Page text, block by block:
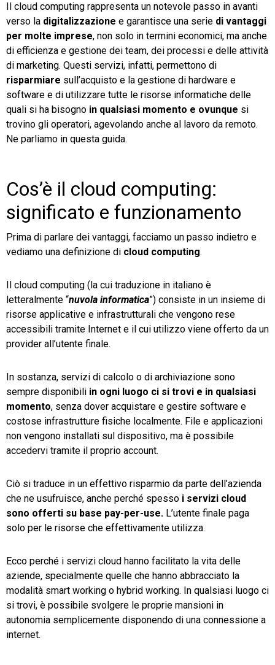
TeamSystem Store
Il cloud computing rappresenta un notevole passo in avanti
verso la digitalizzazione e garantisce una serie di vantaggi
per molte imprese, non solo in termini economici, ma anche
di efficienza e gestione dei team, dei processi e delle attività
di marketing. Questi servizi, infatti, permettono di
risparmiare sull’acquisto e la gestione di hardware e
software e di utilizzare tutte le risorse informatiche delle
quali si ha bisogno in qualsiasi momento e ovunque si
trovino gli operatori, agevolando anche al lavoro da remoto.
Ne parliamo in questa guida.
Cos’è il cloud computing:
significato e funzionamento
Prima di parlare dei vantaggi, facciamo un passo indietro e
vediamo una definizione di cloud computing.
Il cloud computing (la cui traduzione in italiano è
letteralmente “nuvola informatica”) consiste in un insieme di
risorse applicative e infrastrutturali che vengono rese
accessibili tramite Internet e il cui utilizzo viene offerto da un
provider all’utente finale.
In sostanza, servizi di calcolo o di archiviazione sono
sempre disponibili in ogni luogo ci si trovi e in qualsiasi
momento, senza dover acquistare e gestire software e
costose infrastrutture fisiche localmente. File e applicazioni
non vengono installati sul dispositivo, ma è possibile
accedervi tramite il proprio account.
Ciò si traduce in un effettivo risparmio da parte dell’azienda
che ne usufruisce, anche perché spesso i servizi cloud
sono offerti su base pay-per-use. L’utente finale paga
solo per le risorse che effettivamente utilizza.
Ecco perché i servizi cloud hanno facilitato la vita delle
aziende, specialmente quelle che hanno abbracciato la
modalità smart working o hybrid working. In qualsiasi luogo ci
si trovi, è possibile svolgere le proprie mansioni in
autonomia semplicemente disponendo di una connessione a
internet.